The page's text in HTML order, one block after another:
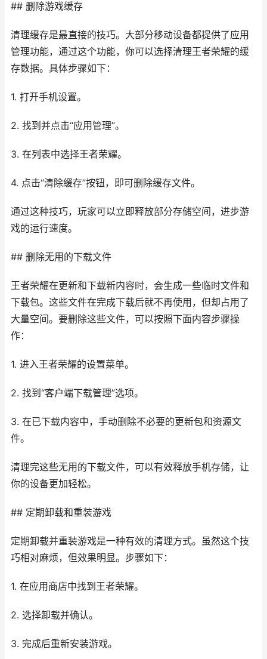
## 删除游戏缓存
清理缓存是最直接的技巧。大部分移动设备都提供了应用
管理功能，通过这个功能，你可以选择清理王者荣耀的缓
存数据。具体步骤如下：
1. 打开手机设置。
2. 找到并点击“应用管理”。
3. 在列表中选择王者荣耀。
4. 点击“清除缓存”按钮，即可删除缓存文件。
通过这种技巧，玩家可以立即释放部分存储空间，进步游
戏的运行速度。
## 删除无用的下载文件
王者荣耀在更新和下载新内容时，会生成一些临时文件和
下载包。这些文件在完成下载后就不再使用，但却占用了
大量空间。要删除这些文件，可以按照下面内容步骤操
作：
1. 进入王者荣耀的设置菜单。
2. 找到“客户端下载管理”选项。
3. 在已下载内容中，手动删除不必要的更新包和资源文
件。
清理完这些无用的下载文件，可以有效释放手机存储，让
你的设备更加轻松。
## 定期卸载和重装游戏
定期卸载并重装游戏是一种有效的清理方式。虽然这个技
巧相对麻烦，但效果明显。步骤如下：
1. 在应用商店中找到王者荣耀。
2. 选择卸载并确认。
3. 完成后重新安装游戏。